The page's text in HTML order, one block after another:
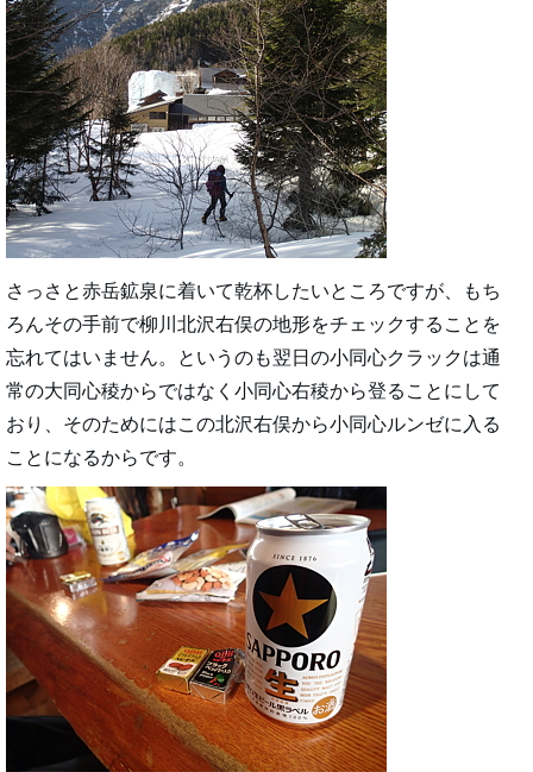
さっさと赤岳鉱泉に着いて乾杯したいところですが、もち
ろんその手前で柳川北沢右俣の地形をチェックすることを
忘れてはいません。というのも翌日の小同心クラックは通
常の大同心稜からではなく小同心右稜から登ることにして
おり、そのためにはこの北沢右俣から小同心ルンゼに入る
ことになるからです。